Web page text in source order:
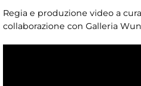
Regia e produzione video a
collaborazione con Galleria